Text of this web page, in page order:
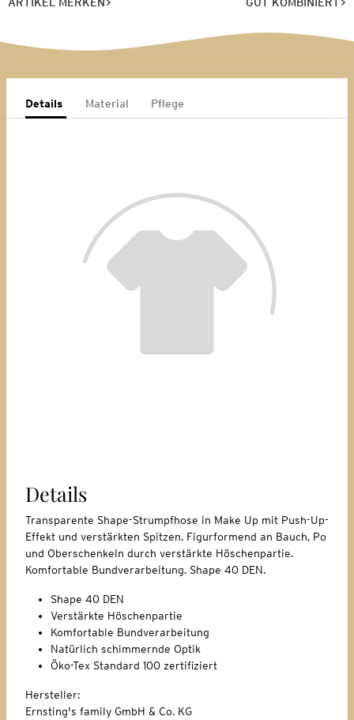
Details Material Pflege
Details
Transparente Shape-Strumpfhose in Make Up mit Push-Up-
Effekt und verstärkten Spitzen. Figurformend an Bauch, Po
und Oberschenkeln durch verstärkte Höschenpartie.
Komfortable Bundverarbeitung. Shape 40 DEN.
Shape 40 DEN
Verstärkte Höschenpartie
Komfortable Bundverarbeitung
Natürlich schimmernde Optik
Öko-Tex Standard 100 zertifiziert
Hersteller:
Ernsting's family GmbH & Co. KG